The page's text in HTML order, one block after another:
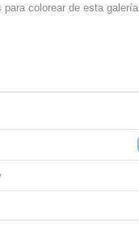
para colorear de esta galería